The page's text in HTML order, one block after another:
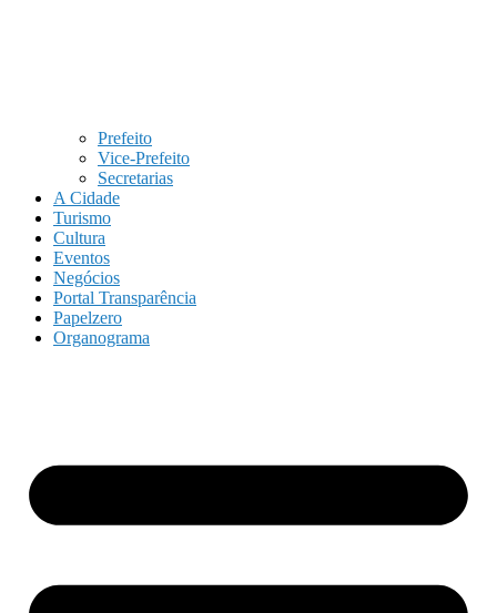
Prefeito
Vice-Prefeito
Secretarias
A Cidade
Turismo
Cultura
Eventos
Negócios
Portal Transparência
Papelzero
Organograma